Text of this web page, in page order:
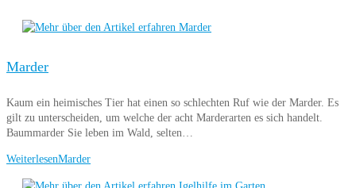
Marder
Kaum ein heimisches Tier hat einen so schlechten Ruf wie der Marder. Es
gilt zu unterscheiden, um welche der acht Marderarten es sich handelt.
Baummarder Sie leben im Wald, selten…
WeiterlesenMarder